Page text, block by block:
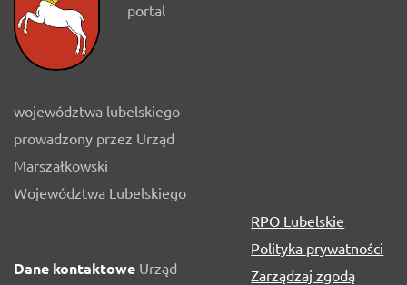
portal
województwa lubelskiego
prowadzony przez Urząd
Marszałkowski
Województwa Lubelskiego
Dane kontaktowe Urząd
RPO Lubelskie
Polityka prywatności
Zarządzaj zgodą